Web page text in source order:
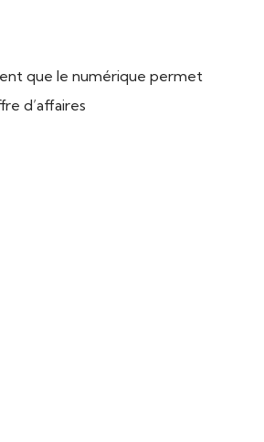
que le numérique permet
d’affaires